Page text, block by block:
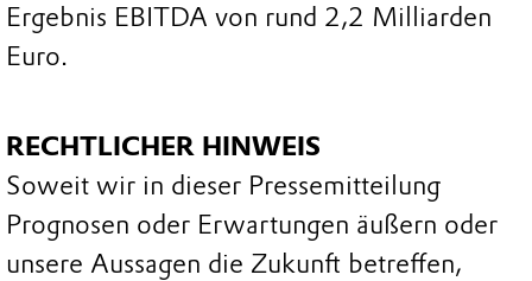
Ergebnis EBITDA von rund 2,2 Milliarden
Euro.
RECHTLICHER HINWEIS
Soweit wir in dieser Pressemitteilung
Prognosen oder Erwartungen äußern oder
unsere Aussagen die Zukunft betreffen,